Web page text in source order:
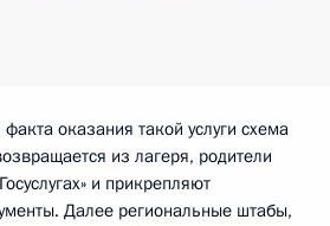
оказания такой услуги схема
из лагеря, родители
и прикрепляют
Далее региональные штабы,